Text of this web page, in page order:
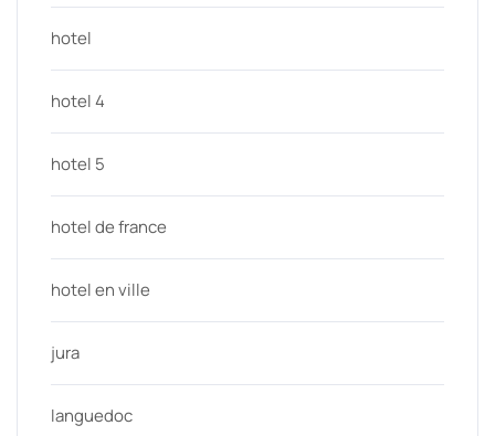
hotel
hotel 4
hotel 5
hotel de france
hotel en ville
jura
languedoc